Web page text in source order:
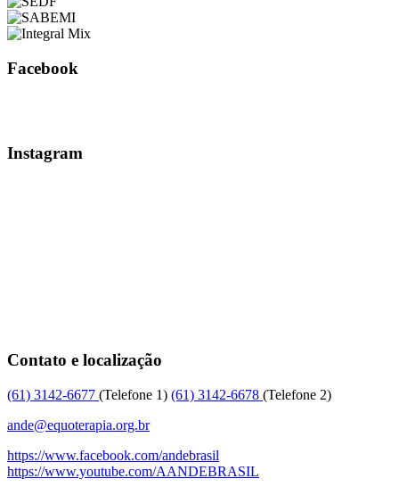
Facebook
Instagram
Contato e localização
(61) 3142-6677 (Telefone 1) (61) 3142-6678 (Telefone 2)
ande@equoterapia.org.br
https://www.facebook.com/andebrasil
https://www.youtube.com/AANDEBRASIL